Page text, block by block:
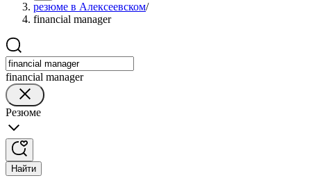
резюме в Алексеевском/
financial manager
financial manager
Резюме
Найти